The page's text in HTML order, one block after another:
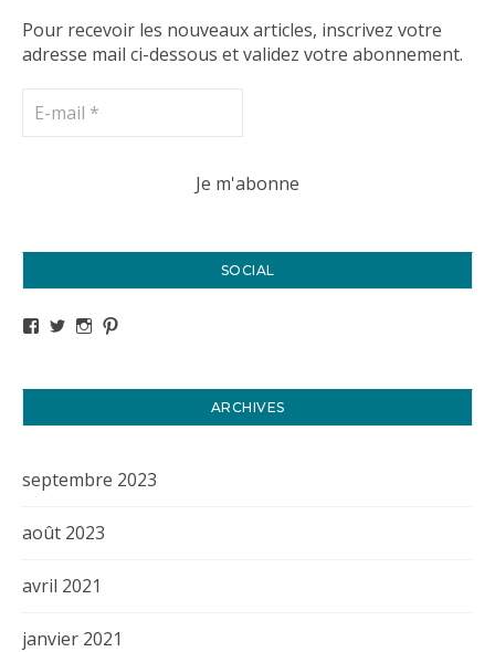
Pour recevoir les nouveaux articles, inscrivez votre
adresse mail ci-dessous et validez votre abonnement.
SOCIAL
Voir le profil de titval35 sur Facebook
Voir le profil de titval35 sur Twitter
Voir le profil de titval35 sur Instagram
ARCHIVES
septembre 2023
août 2023
avril 2021
janvier 2021